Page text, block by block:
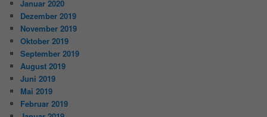
Januar 2020
Dezember 2019
November 2019
Oktober 2019
September 2019
August 2019
Juni 2019
Mai 2019
Februar 2019